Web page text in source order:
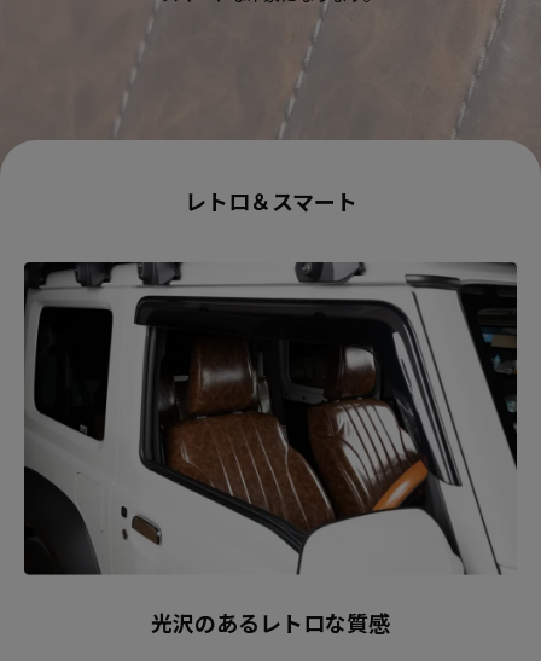
レトロ＆スマート
光沢のあるレトロな質感